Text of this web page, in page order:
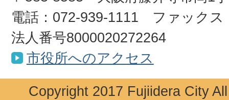
電話：072-939-1111 ファックス
法人番号8000020272264
市役所へのアクセス
Copyright 2017 Fujiidera City